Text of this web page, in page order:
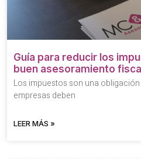
Guía para reducir los
buen asesoramiento
Los impuestos son una
empresas deben
LEER MÁS »